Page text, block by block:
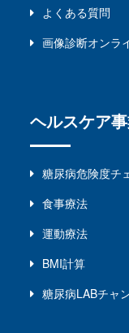
よくある質問
画像診断オンラ
ヘルスケア
糖尿病危険度チ
食事療法
運動療法
BMI計算
糖尿病LABチャ